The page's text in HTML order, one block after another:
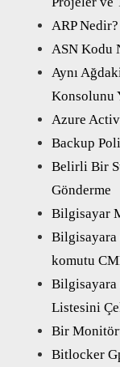
ARP Nedir?
ASN Kodu
Aynı
Konsolunu
Azure
Backup
Belirli Bir
Gönderme
Bilgisayar
Bilgisayara
komutu
Bilgisayara
Listesini
Bir
Bitlocker